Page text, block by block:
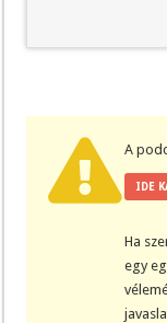
A
IDE
Ha
egy